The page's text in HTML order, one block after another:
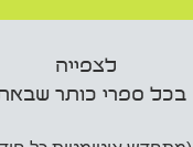
לצפייה
בכל ספרי כותר